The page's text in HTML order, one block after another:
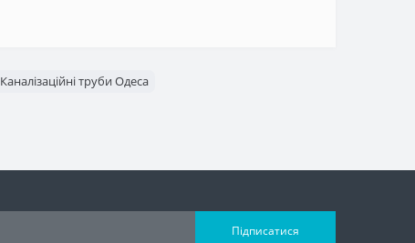
Каналізаційні труби Одеса
Підписатися